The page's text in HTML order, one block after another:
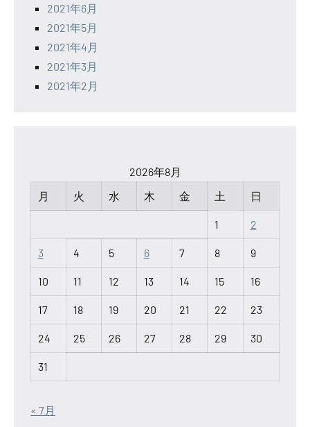
2021年6月
2021年5月
2021年4月
2021年3月
2021年2月
2026年8月
月
火 水 木 金 土 日
1 2
3 4 5 6 7 8 9
10 11 12 13 14 15 16
17 18 19 20 21 22 23
24 25 26 27 28 29 30
31
« 7月